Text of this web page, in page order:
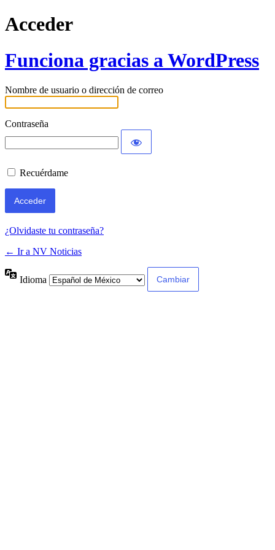
Acceder
Funciona gracias a WordPress
Nombre de usuario o dirección de correo
Contraseña
Recuérdame
¿Olvidaste tu contraseña?
← Ir a NV Noticias
Idioma